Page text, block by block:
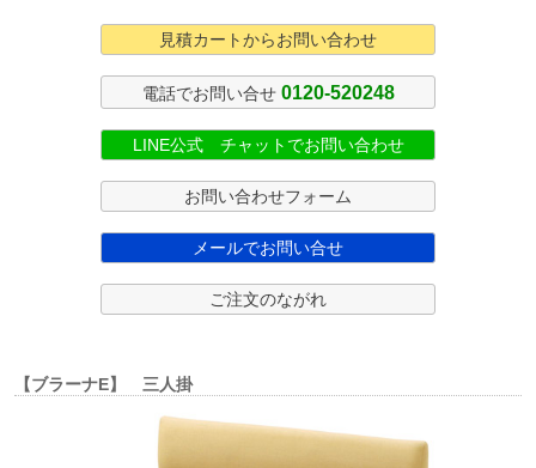
見積カートからお問い合わせ
電話でお問い合せ 0120-520248
LINE公式 チャットでお問い合わせ
お問い合わせフォーム
メールでお問い合せ
ご注文のながれ
【ブラーナE】 三人掛